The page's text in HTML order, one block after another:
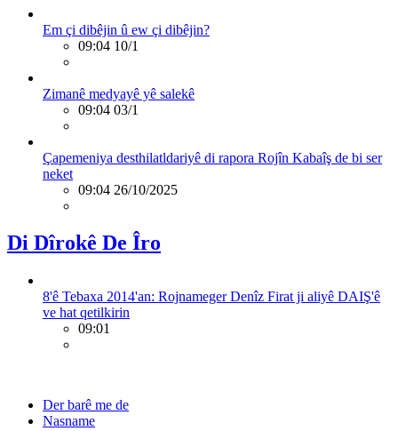
Em çi dibêjin û ew çi dibêjin?
09:04 10/1
Zimanê medyayê yê salekê
09:04 03/1
Çapemeniya desthilatldariyê di rapora Rojîn Kabaîş de bi ser
neket
09:04 26/10/2025
Di Dîrokê De Îro
8'ê Tebaxa 2014'an: Rojnameger Denîz Firat ji aliyê DAIŞ'ê
ve hat qetilkirin
09:01
Der barê me de
Nasname